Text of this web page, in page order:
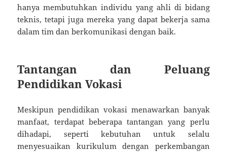
hanya membutuhkan individu yang ahli di bidang
teknis, tetapi juga mereka yang dapat bekerja sama
dalam tim dan berkomunikasi dengan baik.
Tantangan dan Peluang
Pendidikan Vokasi
Meskipun pendidikan vokasi menawarkan banyak
manfaat, terdapat beberapa tantangan yang perlu
dihadapi, seperti kebutuhan untuk selalu
menyesuaikan kurikulum dengan perkembangan